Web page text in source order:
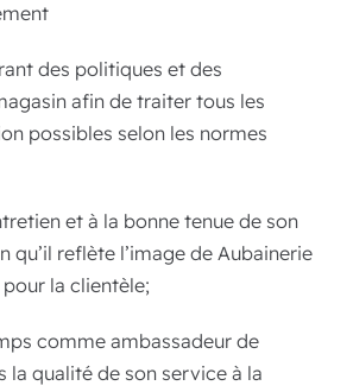
des politiques et des
afin de traiter tous les
possibles selon les normes
et à la bonne tenue de son
qu’il reflète l’image de Aubainerie
la clientèle;
comme ambassadeur de
la qualité de son service à la